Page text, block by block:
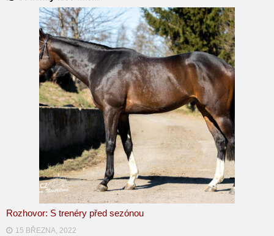
Rozhovor: S trenéry před sezónou
15 BŘEZNA, 2022